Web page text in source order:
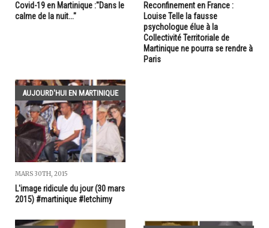
Covid-19 en Martinique :"Dans le
calme de la nuit..."
Reconfinement en France :
Louise Telle la fausse
psychologue élue à la
Collectivité Territoriale de
Martinique ne pourra se rendre à
Paris
AUJOURD'HUI EN MARTINIQUE
MARS 30TH, 2015
L'image ridicule du jour (30 mars
2015) #martinique #letchimy